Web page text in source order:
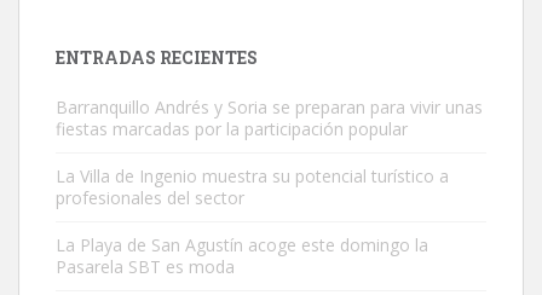
Este gato macho ha aparecido en la calle hace menos de un mes,
ENTRADAS RECIENTES
Barranquillo Andrés y Soria se preparan para vivir unas
fiestas marcadas por la participación popular
La Villa de Ingenio muestra su potencial turístico a
profesionales del sector
La Playa de San Agustín acoge este domingo la
Pasarela SBT es moda